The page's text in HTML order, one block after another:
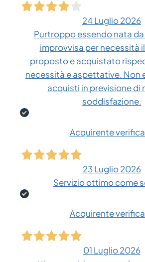
24 Luglio 2026
Purtroppo essendo nata
improvvisa per necessità
proposto e acquistato
necessità e aspettative. Non
acquisti in previsione di
soddisfazione.
Acquirente
23 Luglio 2026
Servizio ottimo come
Acquirente
01 Luglio 2026